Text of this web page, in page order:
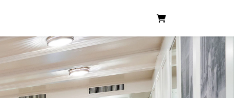
WARENKORB